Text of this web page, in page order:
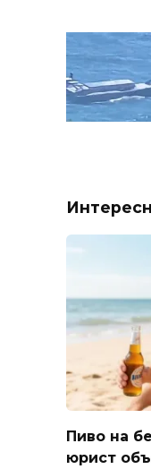
Пиво на
юрист